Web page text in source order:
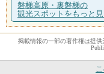
磐梯高原・裏磐梯の
観光スポットをもっと
掲載情報の一部の著作権は提供